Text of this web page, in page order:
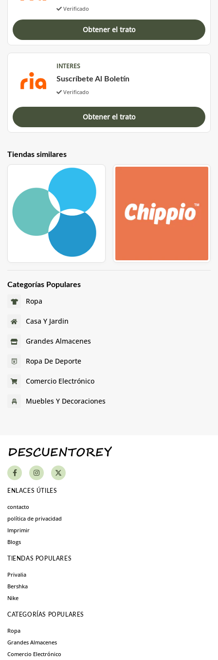
Verificado
Obtener el trato
INTERES
Suscríbete Al Boletín
Verificado
Obtener el trato
Tiendas similares
Categorías Populares
Ropa
Casa Y Jardin
Grandes Almacenes
Ropa De Deporte
Comercio Electrónico
Muebles Y Decoraciones
ENLACES ÚTILES
contacto
política de privacidad
Imprimir
Blogs
TIENDAS POPULARES
Privalia
Bershka
Nike
CATEGORÍAS POPULARES
Ropa
Grandes Almacenes
Comercio Electrónico